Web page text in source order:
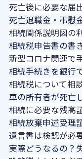
死亡後に必要な届
死亡退職金・弔慰
相続関係説明図の
相続税申告書の書
新型コロナ関連で
相続手続きを銀行
相続税について相
車の所有者が死亡
相続に必要な残高
相続放棄申述受理
遺言書は検認が必
実際どうなるの？